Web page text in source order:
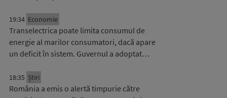
19:34 Economie
Transelectrica poate limita consumul de
energie al marilor consumatori, dacă apare
un deficit în sistem. Guvernul a adoptat…
18:35 Știri
România a emis o alertă timpurie către